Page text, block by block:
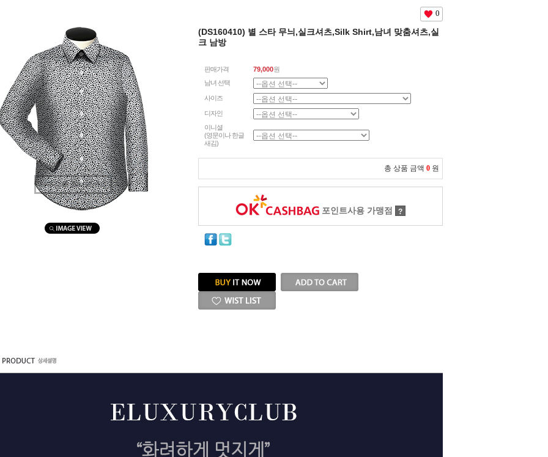
마우스를 올려보세요
0
(DS160410) 별 스타 무늬,실크셔츠,Silk Shirt,남녀 맞춤셔츠,실
크 남방
판매가격 79,000원
남녀 선택
사이즈
디자인
이니셜
(영문이나 한글
새김)
총 상품 금액 0 원
포인트사용 가맹점 ?